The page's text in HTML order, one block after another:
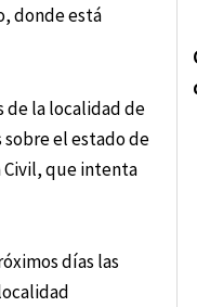
donde está
de la localidad de
sobre el estado de
Civil, que intenta
días las